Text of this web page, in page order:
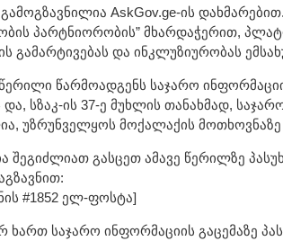
AskGov.ge-ის
პარტნიორობის” მხარდაჭერით,
გამარტივებას და ინკლუზიურობას
წარმოადგენს საჯარო
სზაკ-ის 37-ე მუხლის თანახმად,
უზრუნველყოს მოქალაქის მოთხოვნაზე
შეგიძლიათ გასცეთ ამავე წერილზე
#1852 ელ-ფოსტა]
ხართ საჯარო ინფორმაციის გაცემაზე